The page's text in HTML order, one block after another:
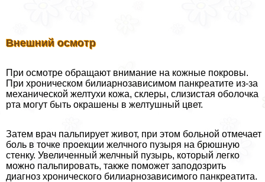
Внешний осмотр
При осмотре обращают внимание на кожные покровы.
При хроническом билиарнозависимом панкреатите из-за
механической желтухи кожа, склеры, слизистая оболочка
рта могут быть окрашены в желтушный цвет.
Затем врач пальпирует живот, при этом больной отмечает
боль в точке проекции желчного пузыря на брюшную
стенку. Увеличенный желчный пузырь, который легко
можно пальпировать, также поможет заподозрить
диагноз хронического билиарнозависимого панкреатита.